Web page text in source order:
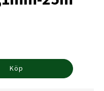
Köp